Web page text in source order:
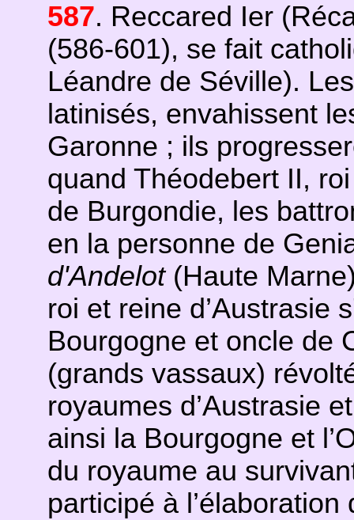
587. Reccared Ier
(586-601), se fait
Léandre de Séville).
latinisés, envahissent
Garonne ; ils
quand Théodebert II,
de Burgondie, les
en la personne de
d'Andelot(Haute
roi et reine d’Austrasie
Bourgogne et oncle de
(grands vassaux)
royaumes d’Austrasie
ainsi la Bourgogne et
du royaume au
participé à l’élaboration